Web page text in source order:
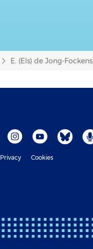
E. (Els) de Jong-Fockens
Privacy
Cookies